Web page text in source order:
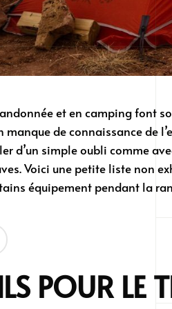
et en camping font
manque de connaissance de
d’un simple oubli comme
Voici une petite liste non
équipement pendant la
POUR LE